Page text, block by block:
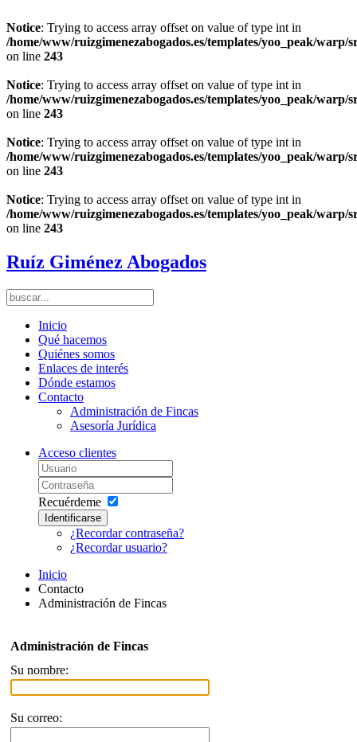
Notice: Trying to access array offset on value of type int in
/home/www/ruizgimenezabogados.es/templates/yoo_peak/
on line 243
Notice: Trying to access array offset on value of type int in
/home/www/ruizgimenezabogados.es/templates/yoo_peak/
on line 243
Notice: Trying to access array offset on value of type int in
/home/www/ruizgimenezabogados.es/templates/yoo_peak/
on line 243
Notice: Trying to access array offset on value of type int in
/home/www/ruizgimenezabogados.es/templates/yoo_peak/
on line 243
Ruíz Giménez Abogados
Inicio
Qué hacemos
Quiénes somos
Enlaces de interés
Dónde estamos
Contacto
Administración de Fincas
Asesoría Jurídica
Acceso clientes
Recuérdeme
Identificarse
¿Recordar contraseña?
¿Recordar usuario?
Inicio
Contacto
Administración de Fincas
Su nombre:
Administración de Fincas
Su correo: